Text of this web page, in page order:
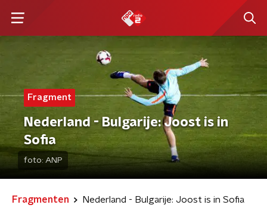
Fragment
Nederland - Bulgarije: Joost is in
Sofia
foto: ANP
Fragmenten Nederland - Bulgarije: Joost is in Sofia